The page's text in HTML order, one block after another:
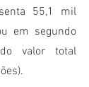
55,1 mil
em segundo
valor total